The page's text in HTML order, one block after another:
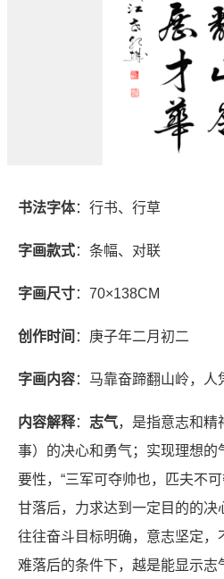
书法字体：行书、行草
字画款式：条幅、对联
字画尺寸：70×138CM
创作时间 ：庚子年二月初二
字画内容：马靠奋蹄翻山岭，人
内容解释： 志气，是指意志和精
事）的决心和勇气；实现理想的
要性，“三军可夺帅也，匹夫不可
甘落后，力求达到一定目的的决
往往奋斗目标明确，意志坚定，
难落后的条件下，越是能显示志